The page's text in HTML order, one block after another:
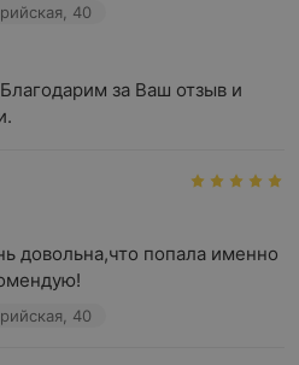
40
за Ваш отзыв и
довольна,что попала именно
40